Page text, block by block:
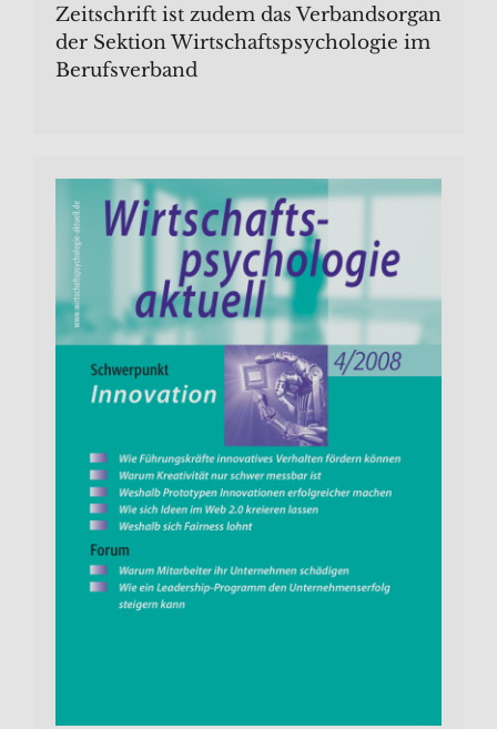
Zeitschrift ist zudem das Verbandsorgan
der Sektion Wirtschaftspsychologie im
Berufsverband